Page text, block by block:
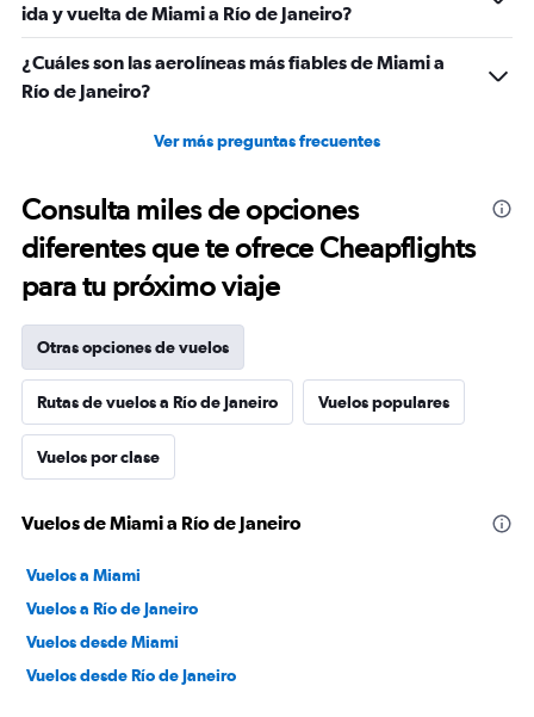
ida y vuelta de Miami a Río de Janeiro?
¿Cuáles son las aerolíneas más fiables de Miami a
Río de Janeiro?
Ver más preguntas frecuentes
Consulta miles de opciones
diferentes que te ofrece Cheapflights
para tu próximo viaje
Otras opciones de vuelos
Rutas de vuelos a Río de Janeiro Vuelos populares
Vuelos por clase
Vuelos de Miami a Río de Janeiro
Vuelos a Miami
Vuelos a Río de Janeiro
Vuelos desde Miami
Vuelos desde Río de Janeiro